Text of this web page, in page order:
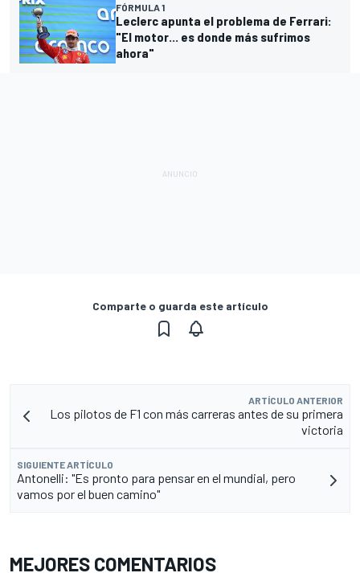
FÓRMULA 1
Leclerc apunta el problema de Ferrari:
"El motor... es donde más sufrimos
ahora"
Comparte o guarda este artículo
ARTÍCULO ANTERIOR
Los pilotos de F1 con más carreras antes de su primera
victoria
SIGUIENTE ARTÍCULO
Antonelli: "Es pronto para pensar en el mundial, pero
vamos por el buen camino"
MEJORES COMENTARIOS